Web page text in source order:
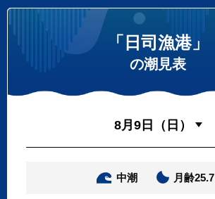
「日司漁港」
の潮見表
中潮 月齢25.7